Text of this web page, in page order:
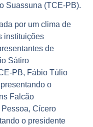
Suassuna (TCE-PB).
por um clima de
instituições
de
Sátiro
PB, Fábio Túlio
o
Falcão
Cícero
o presidente